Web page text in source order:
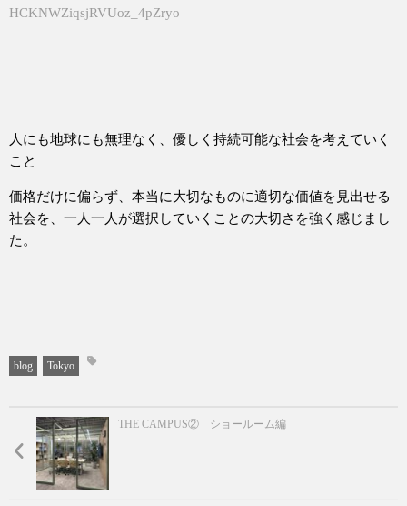
HCKNWZiqsjRVUoz_4pZryo
人にも地球にも無理なく、優しく持続可能な社会を考えていく
こと
価格だけに偏らず、本当に大切なものに適切な価値を見出せる
社会を、一人一人が選択していくことの大切さを強く感じまし
た。
blog Tokyo
THE CAMPUS② ショールーム編